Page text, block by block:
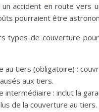
accident en route vers
pourraient être
types de couverture
au tiers (obligatoire) :
aux tiers.
intermédiaire : inclut la
de la couverture au tiers.